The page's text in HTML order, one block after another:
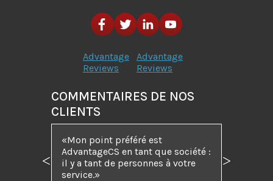
Advantage
Reviews
Advantage
Reviews
COMMENTAIRES DE NOS
CLIENTS
Mon point préféré est
AdvantageCS en tant que société :
il y a tant de personnes à votre
service.
Précédent Suivant